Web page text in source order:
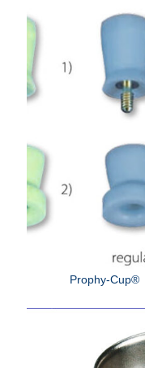
Prophy-Cup®